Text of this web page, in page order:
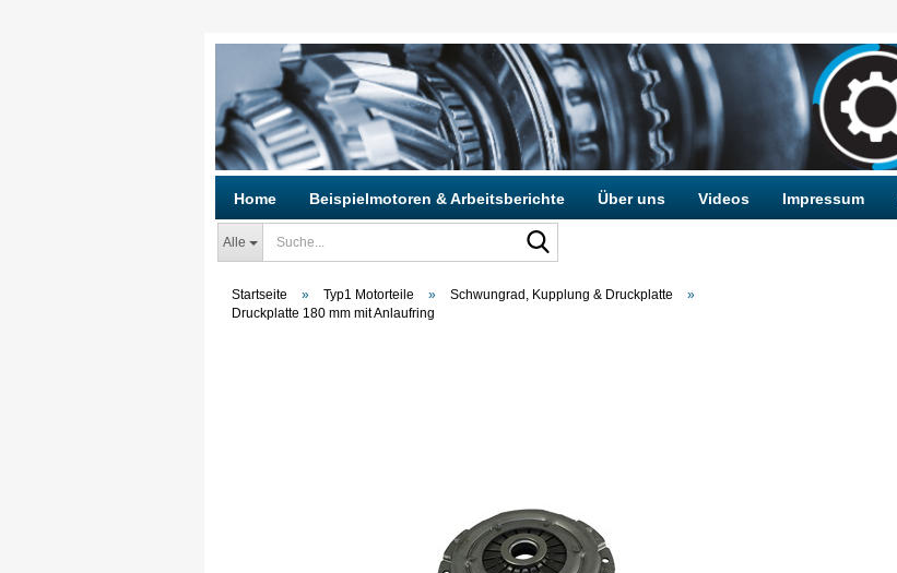
Alle
Home Beispielmotoren & Arbeitsberichte Über uns Videos Impressum
Startseite » Typ1 Motorteile » Schwungrad, Kupplung & Druckplatte
»
Druckplatte 180 mm mit Anlaufring